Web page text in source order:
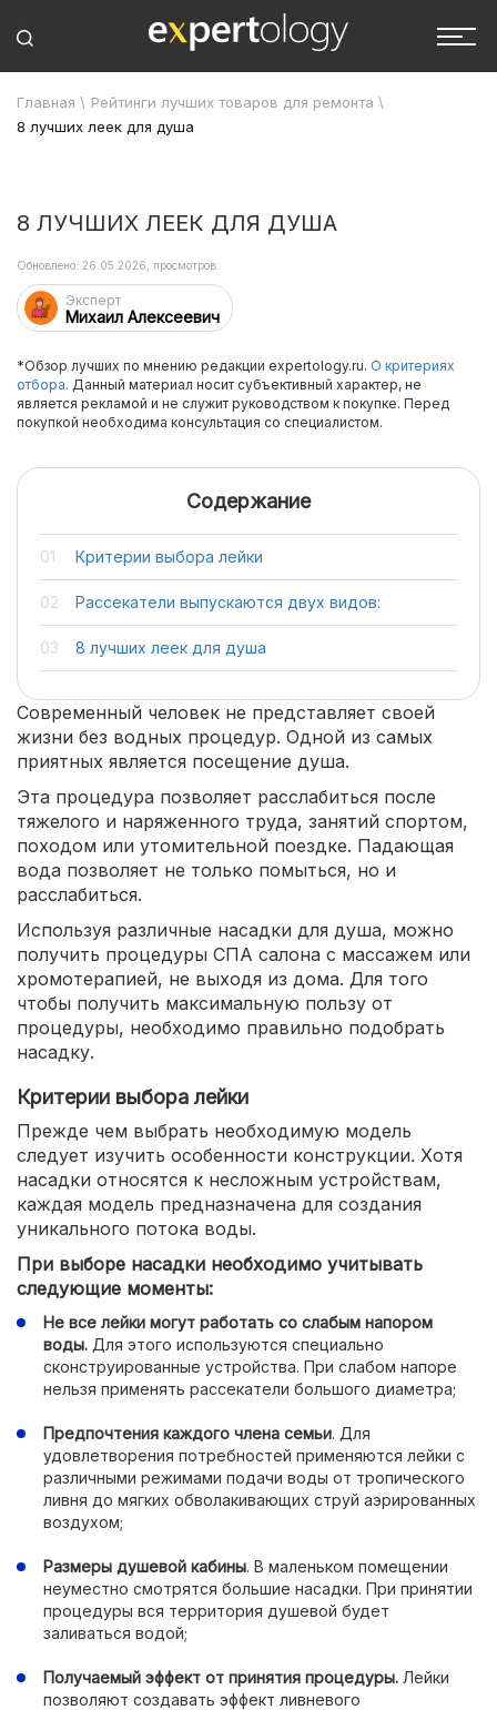
Главная \ Рейтинги лучших товаров для ремонта \
8 лучших леек для душа
8 ЛУЧШИХ ЛЕЕК ДЛЯ ДУША
Эксперт
Михаил Алексеевич
Обновлено: 26.05.2026, просмотров:
*Обзор лучших по мнению редакции expertology.ru. О критериях
отбора. Данный материал носит субъективный характер, не
является рекламой и не служит руководством к покупке. Перед
покупкой необходима консультация со специалистом.
Содержание
Критерии выбора лейки
Рассекатели выпускаются двух видов:
8 лучших леек для душа
Современный человек не представляет своей
жизни без водных процедур. Одной из самых
приятных является посещение душа.
Эта процедура позволяет расслабиться после
тяжелого и наряженного труда, занятий спортом,
походом или утомительной поездке. Падающая
вода позволяет не только помыться, но и
расслабиться.
Используя различные насадки для душа, можно
получить процедуры СПА салона с массажем или
хромотерапией, не выходя из дома. Для того
чтобы получить максимальную пользу от
процедуры, необходимо правильно подобрать
насадку.
Критерии выбора лейки
Прежде чем выбрать необходимую модель
следует изучить особенности конструкции. Хотя
насадки относятся к несложным устройствам,
каждая модель предназначена для создания
уникального потока воды.
При выборе насадки необходимо учитывать
следующие моменты:
Не все лейки могут работать со слабым напором
воды. Для этого используются специально
сконструированные устройства. При слабом напоре
нельзя применять рассекатели большого диаметра;
Предпочтения каждого члена семьи. Для
удовлетворения потребностей применяются лейки с
различными режимами подачи воды от тропического
ливня до мягких обволакивающих струй аэрированных
воздухом;
Размеры душевой кабины. В маленьком помещении
неуместно смотрятся большие насадки. При принятии
процедуры вся территория душевой будет
заливаться водой;
Получаемый эффект от принятия процедуры. Лейки
позволяют создавать эффект ливневого